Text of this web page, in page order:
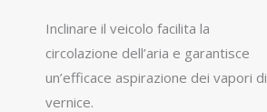
Inclinare il veicolo facilita la
circolazione dell’aria e garantisce
un’efficace aspirazione dei vapori di
vernice.